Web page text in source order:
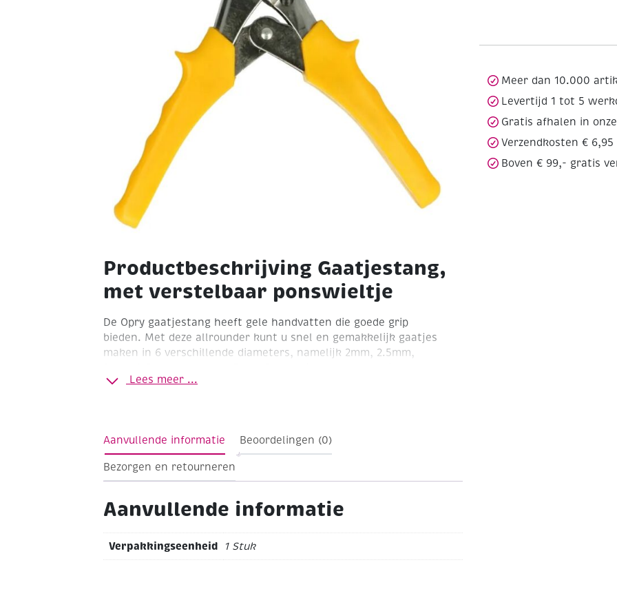
Productbeschrijving Gaatjestang,
met verstelbaar ponswieltje
De Opry gaatjestang heeft gele handvatten die goede grip
bieden. Met deze allrounder kunt u snel en gemakkelijk gaatjes
maken in 6 verschillende diameters, namelijk 2mm, 2.5mm,
door stof of leer, u kunt het ook gebruiken om gaatjes te maken
Lees meer ...
Meer dan 10.000
Levertijd 1 tot 5
Gratis afhalen in
Verzendkosten € 6,95
Boven € 99,- gratis
Aanvullende informatie Beoordelingen (0)
Bezorgen en retourneren
Aanvullende informatie
Verpakkingseenheid 1 Stuk